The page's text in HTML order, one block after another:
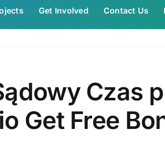
Get Involved Contact Us
Czas
Get Free